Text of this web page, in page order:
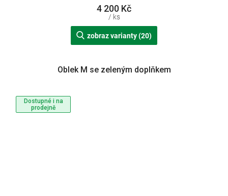
4 200 Kč
/ ks
zobraz varianty (20)
Dostupné i na
prodejně
Oblek M se zeleným doplňkem